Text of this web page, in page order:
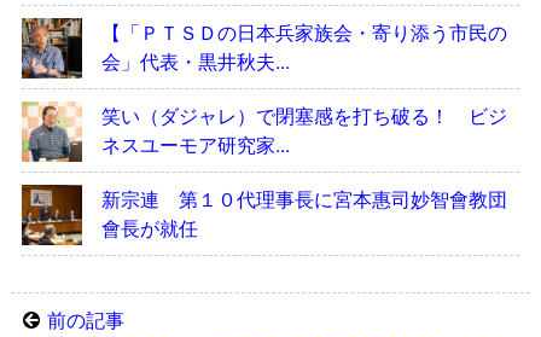
【「ＰＴＳＤの日本兵家族会・寄り添う市民の
会」代表・黒井秋夫...
笑い（ダジャレ）で閉塞感を打ち破る！ ビジ
ネスユーモア研究家...
新宗連 第１０代理事長に宮本惠司妙智會教団
會長が就任
前の記事